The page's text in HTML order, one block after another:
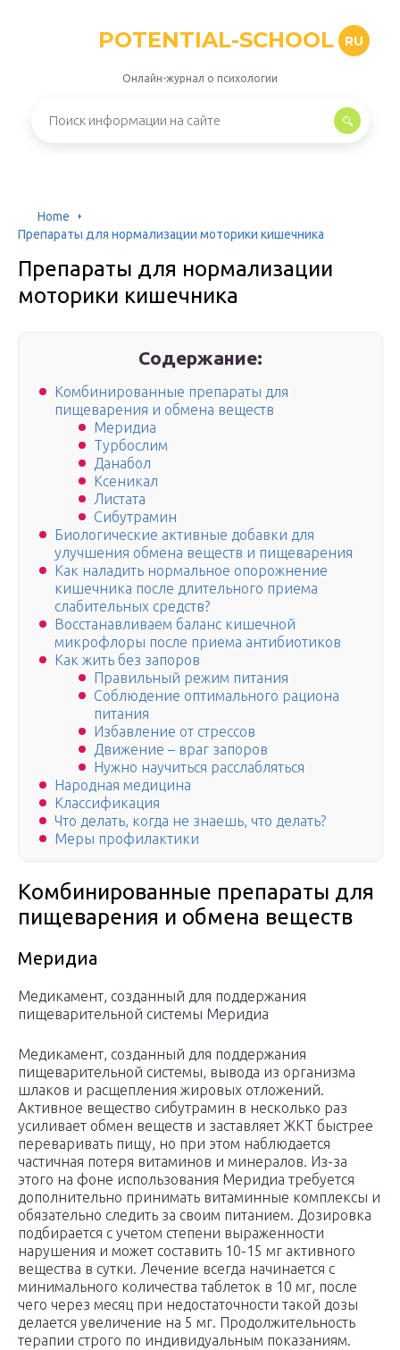
POTENTIAL-SCHOOL RU
Онлайн-журнал о психологии
Home
Препараты для нормализации моторики кишечника
Препараты для нормализации
моторики кишечника
Содержание:
Комбинированные препараты для
пищеварения и обмена веществ
Меридиа
Турбослим
Данабол
Ксеникал
Листата
Сибутрамин
Биологические активные добавки для
улучшения обмена веществ и пищеварения
Как наладить нормальное опорожнение
кишечника после длительного приема
слабительных средств?
Восстанавливаем баланс кишечной
микрофлоры после приема антибиотиков
Как жить без запоров
Правильный режим питания
Соблюдение оптимального рациона
питания
Избавление от стрессов
Движение – враг запоров
Нужно научиться расслабляться
Народная медицина
Классификация
Что делать, когда не знаешь, что делать?
Меры профилактики
Комбинированные препараты для
пищеварения и обмена веществ
Меридиа
Медикамент, созданный для поддержания
пищеварительной системы Меридиа
Медикамент, созданный для поддержания
пищеварительной системы, вывода из организма
шлаков и расщепления жировых отложений.
Активное вещество сибутрамин в несколько раз
усиливает обмен веществ и заставляет ЖКТ быстрее
переваривать пищу, но при этом наблюдается
частичная потеря витаминов и минералов. Из-за
этого на фоне использования Меридиа требуется
дополнительно принимать витаминные комплексы и
обязательно следить за своим питанием. Дозировка
подбирается с учетом степени выраженности
нарушения и может составить 10-15 мг активного
вещества в сутки. Лечение всегда начинается с
минимального количества таблеток в 10 мг, после
чего через месяц при недостаточности такой дозы
делается увеличение на 5 мг. Продолжительность
терапии строго по индивидуальным показаниям.